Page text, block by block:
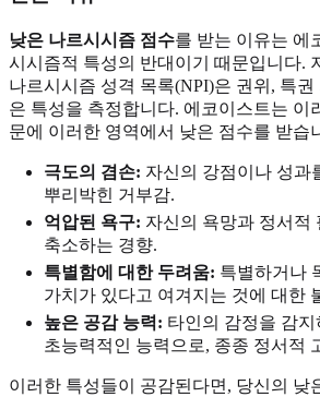
낮은 나르시시즘 점수를 받는 이유는 에
시시즘적 특성의 반대이기 때문입니다.
나르시시즘 성격 목록(NPI)은 권위, 특
은 특성을 측정합니다. 에코이스트는 이
문에 이러한 영역에서 낮은 점수를 받습
극도의 겸손: 자신의 강점이나 성과
뿌리박힌 거부감.
억압된 욕구: 자신의 욕망과 정서적
축소하는 경향.
특별함에 대한 두려움: 특별하거나
가치가 있다고 여겨지는 것에 대한
높은 공감 능력: 타인의 감정을 감
초능력적인 능력으로, 종종 정서적
이러한 특성들이 공감된다면, 당신의 낮